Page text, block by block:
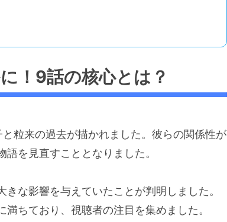
！9話の核心とは？
粒来の過去が描かれました。彼らの関係性が
を見直すこととなりました。
な影響を与えていたことが判明しました。
ちており、視聴者の注目を集めました。